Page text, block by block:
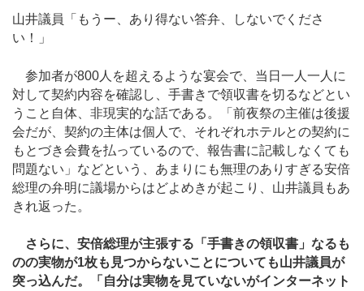
山井議員「もうー、あり得ない答弁、しないでくださ
い！」
参加者が800人を超えるような宴会で、当日一人一人に
対して契約内容を確認し、手書きで領収書を切るなどとい
うこと自体、非現実的な話である。「前夜祭の主催は後援
会だが、契約の主体は個人で、それぞれホテルとの契約に
もとづき会費を払っているので、報告書に記載しなくても
問題ない」などという、あまりにも無理のありすぎる安倍
総理の弁明に議場からはどよめきが起こり、山井議員もあ
きれ返った。
さらに、安倍総理が主張する「手書きの領収書」なるも
のの実物が1枚も見つからないことについても山井議員が
突っ込んだ。「自分は実物を見ていないがインターネット